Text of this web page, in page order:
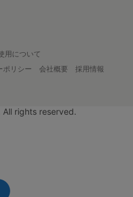
用について
ポリシー 会社概要
採用情報
rights reserved.